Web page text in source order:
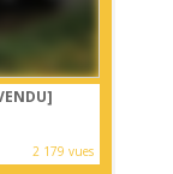
2 179 vues